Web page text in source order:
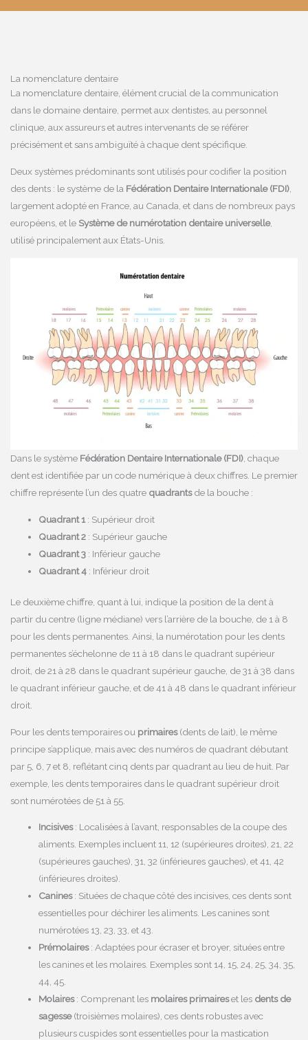
La nomenclature dentaire
La nomenclature dentaire, élément crucial de la communication
dans le domaine dentaire, permet aux dentistes, au personnel
clinique, aux assureurs et autres intervenants de se référer
précisément et sans ambiguïté à chaque dent spécifique.
Deux systèmes prédominants sont utilisés pour codifier la position
des dents : le système de la Fédération Dentaire Internationale (FDI)
largement adopté en France, au Canada, et dans de nombreux pays
européens, et le Système de numérotation dentaire universelle,
utilisé principalement aux États-Unis.
Dans le système Fédération Dentaire Internationale (FDI) , chaque
dent est identifiée par un code numérique à deux chiffres. Le premier
chiffre représente l’un des quatre quadrantsde la bouche :
Quadrant 1 : Supérieur droit
Quadrant 2 : Supérieur gauche
Quadrant 3 : Inférieur gauche
Quadrant 4 : Inférieur droit
Le deuxième chiffre, quant à lui, indique la position de la dent à
partir du centre (ligne médiane) vers l’arrière de la bouche, de 1 à 8
pour les dents permanentes. Ainsi, la numérotation pour les dents
permanentes s’échelonne de 11 à 18 dans le quadrant supérieur
droit, de 21 à 28 dans le quadrant supérieur gauche, de 31 à 38 dans
le quadrant inférieur gauche, et de 41 à 48 dans le quadrant inférieur
droit.
Pour les dents temporaires ou primaires(dents de lait), le même
principe s’applique, mais avec des numéros de quadrant débutant
par 5, 6, 7 et 8, reflétant cinq dents par quadrant au lieu de huit. Par
exemple, les dents temporaires dans le quadrant supérieur droit
sont numérotées de 51 à 55.
Incisives: Localisées à l’avant, responsables de la coupe des
aliments. Exemples incluent 11, 12 (supérieures droites), 21, 22
(supérieures gauches), 31, 32 (inférieures gauches), et 41, 42
(inférieures droites).
Canines: Situées de chaque côté des incisives, ces dents sont
essentielles pour déchirer les aliments. Les canines sont
numérotées 13, 23, 33, et 43.
Prémolaires: Adaptées pour écraser et broyer, situées entre
les canines et les molaires. Exemples sont 14, 15, 24, 25, 34, 35,
44, 45.
Molaires: Comprenant les molaires primaireset les dents de
sagesse(troisièmes molaires), ces dents robustes avec
plusieurs cuspides sont essentielles pour la mastication